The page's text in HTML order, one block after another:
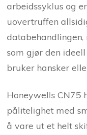
arbeidssyklus og
uovertruffen
databehandlingen,
som gjør den
bruker hansker
Honeywells CN75
pålitelighet med
å vare ut et helt